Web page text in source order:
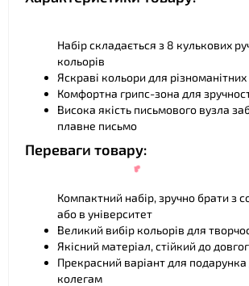
Набір складається з 8 кулькових
кольорів
Яскраві кольори для
Комфортна грипс-зона для
Висока якість письмового вузла
плавне письмо
Переваги товару:
Компактний набір, зручно брати з
або в університет
Великий вибір кольорів для
Якісний матеріал, стійкий до
Прекрасний варіант для
колегам